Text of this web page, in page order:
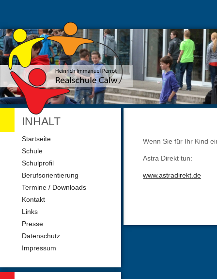
Wenn Sie für Ihr Kind
Astra Direkt tun:
www.astradirekt.de
INHALT
Navigation
Startseite
Schule
Schulprofil
Berufsorientierung
Termine / Downloads
Kontakt
Links
Presse
Datenschutz
Impressum